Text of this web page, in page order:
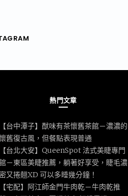
熱門文章
【台中潭子】猷味有茶懷舊茶館－濃濃的
舊復古風，但餐點表現普通
【台北大安】QueenSpot 法式美睫專門
－東區美睫推薦，躺著好享受，睫毛濃
密又捲翹XD 可以多睡幾分鐘！
【宅配】阿江師金門牛肉乾－牛肉乾推